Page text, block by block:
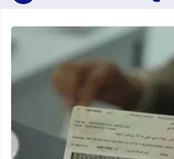
قراءة المزيد عن أحرف و أرقام